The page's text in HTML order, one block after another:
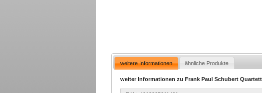
weitere Informationen ähnliche Produkte
weiter Informationen zu Frank Paul Schubert